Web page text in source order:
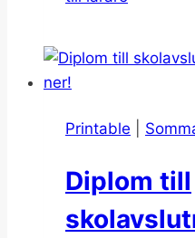
Printable
Diplom till